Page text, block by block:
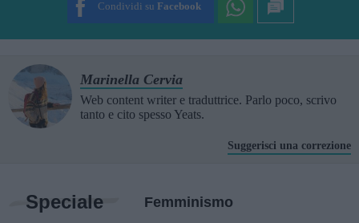
Condividi su Facebook
Marinella Cervia
Web content writer e traduttrice. Parlo poco, scrivo
tanto e cito spesso Yeats.
Suggerisci una correzione
Speciale Femminismo